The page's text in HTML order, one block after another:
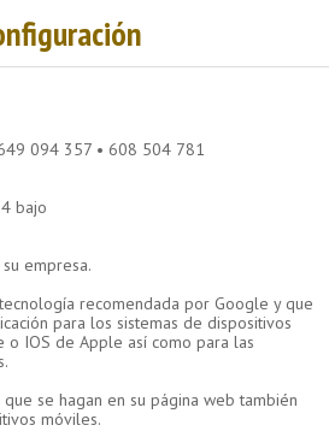
094 357 • 608 504 781
bajo
empresa.
recomendada por Google y que
para los sistemas de dispositivos
IOS de Apple así como para las
se hagan en su página web también
móviles.